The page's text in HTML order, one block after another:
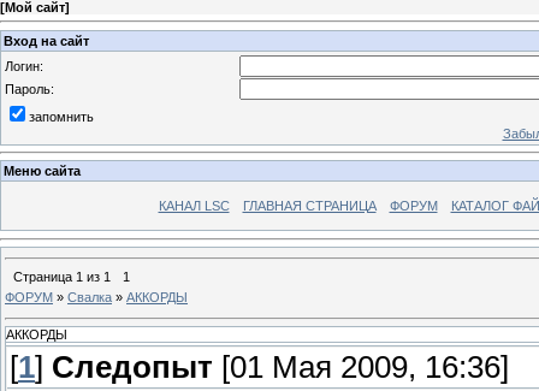
[Мой сайт]
Вход на сайт
Логин:
Пароль:
запомнить
Меню сайта
КАНАЛ LSC ГЛАВНАЯ СТРАНИЦА ФОРУМ КАТАЛОГ
Страница 1 из 1
1
ФОРУМ » Свалка » АККОРДЫ
АККОРДЫ
[1] Следопыт [01 Мая 2009, 16:36]